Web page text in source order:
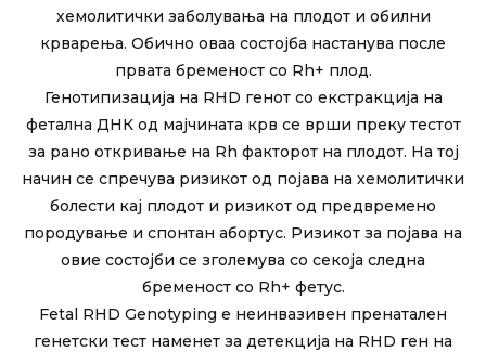
хемолитички заболувања на плодот и обилни
крварења. Обично оваа состојба настанува после
првата бременост со Rh+ плод.
Генотипизација на RHD генот со екстракција на
фетална ДНК од мајчината крв се врши преку тестот
за рано откривање на Rh факторот на плодот. На тој
начин се спречува ризикот од појава на хемолитички
болести кај плодот и ризикот од предвремено
породување и спонтан абортус. Ризикот за појава на
овие состојби се зголемува со секоја следна
бременост со Rh+ фетус.
Fetal RHD Genotyping е неинвазивен пренатален
генетски тест наменет за детекција на RHD ген на